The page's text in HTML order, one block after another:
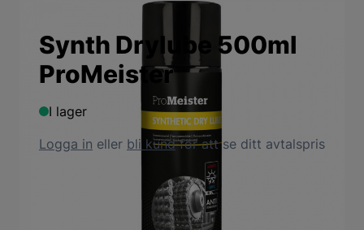
Synth Drylube 500ml
ProMeister
I lager
Logga in eller bli kundför att se ditt avtalspris
Säkerhetsdatablad